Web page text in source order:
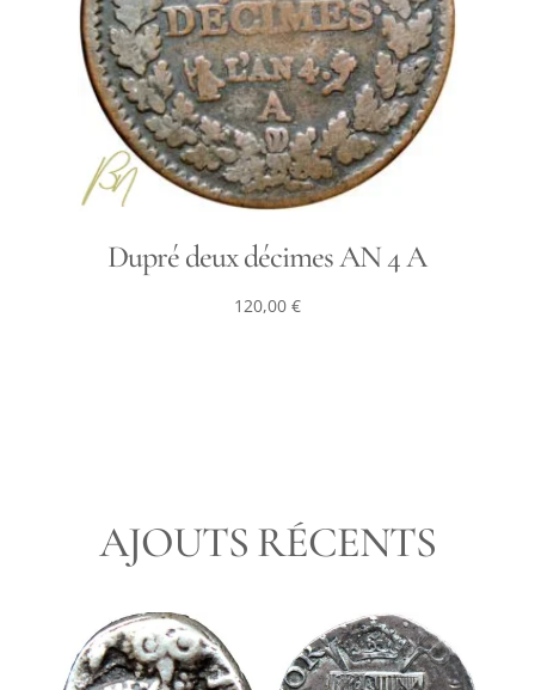
Dupré deux décimes AN 4 A
120,00 €
AJOUTS RÉCENTS